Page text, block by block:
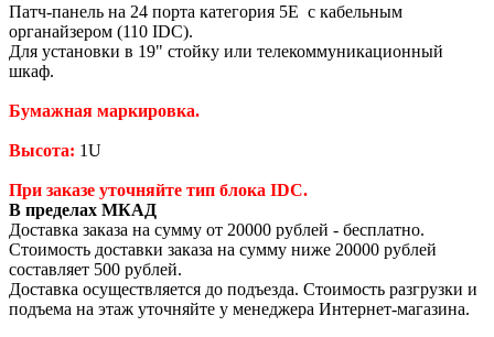
Патч-панель на 24 порта категория 5Е с кабельным
органайзером (110 IDC).
Для установки в 19" стойку или телекоммуникационный
шкаф.
Бумажная маркировка.
Высота: 1U
При заказе уточняйте тип блока IDC.
В пределах МКАД
Доставка заказа на сумму от 20000 рублей - бесплатно.
Стоимость доставки заказа на сумму ниже 20000 рублей
составляет 500 рублей.
Доставка осуществляется до подъезда. Стоимость разгрузки и
подъема на этаж уточняйте у менеджера Интернет-магазина.